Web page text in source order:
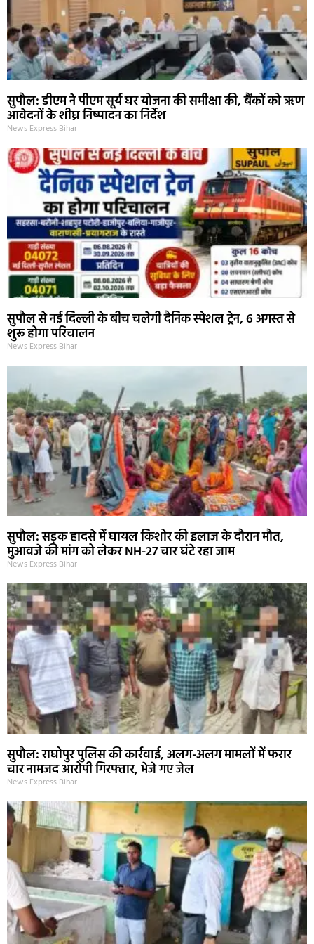
सुपौल: डीएम ने पीएम सूर्य घर योजना की समीक्षा की, बैंकों को ऋण
आवेदनों के शीघ्र निष्पादन का निर्देश
News Express Bihar
सुपौल से नई दिल्ली के बीच चलेगी दैनिक स्पेशल ट्रेन, 6 अगस्त से
शुरू होगा परिचालन
News Express Bihar
सुपौल: सड़क हादसे में घायल किशोर की इलाज के दौरान मौत,
मुआवजे की मांग को लेकर NH-27 चार घंटे रहा जाम
News Express Bihar
सुपौल: राघोपुर पुलिस की कार्रवाई, अलग-अलग मामलों में फरार
चार नामजद आरोपी गिरफ्तार, भेजे गए जेल
News Express Bihar